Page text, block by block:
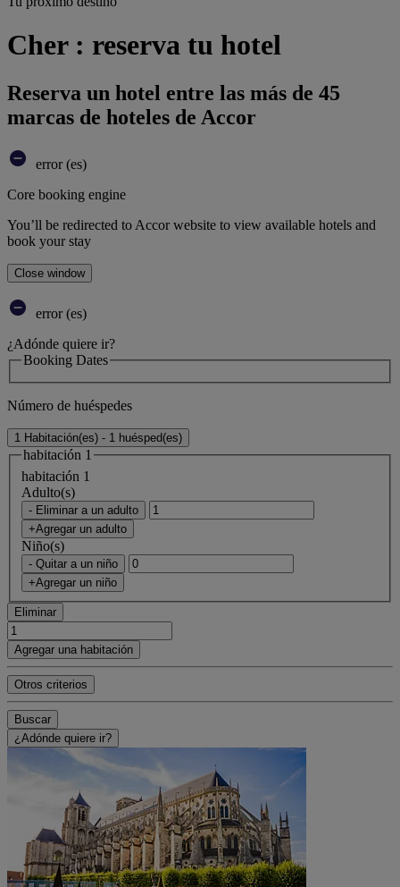
Cher : reserva tu hotel
Reserva un hotel entre las más de 45
marcas de hoteles de Accor
error (es)
Core booking engine
You’ll be redirected to Accor website to view available hotels and
book your stay
Close window
error (es)
¿Adónde quiere ir?
Booking Dates
Número de huéspedes
1 Habitación(es) - 1 huésped(es)
habitación 1
habitación 1
Adulto(s)
- Eliminar a un adulto
+Agregar un adulto
Niño(s)
- Quitar a un niño
+Agregar un niño
Eliminar
Agregar una habitación
Otros criterios
Buscar
¿Adónde quiere ir?